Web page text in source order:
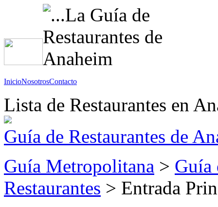
InicioNosotrosContacto
Lista de Restaurantes en
Guía de Restaurantes de
Guía Metropolitana > Guía
Restaurantes > Entrada